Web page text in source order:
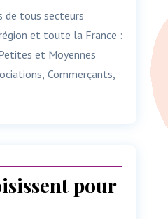
de tous secteurs
et toute la France :
et Moyennes
Commerçants,
pour